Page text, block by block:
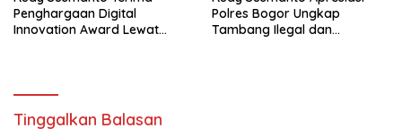
Penghargaan Digital
Innovation Award Lewat
Polres Bogor Ungkap
Tambang Ilegal dan
Tinggalkan Balasan